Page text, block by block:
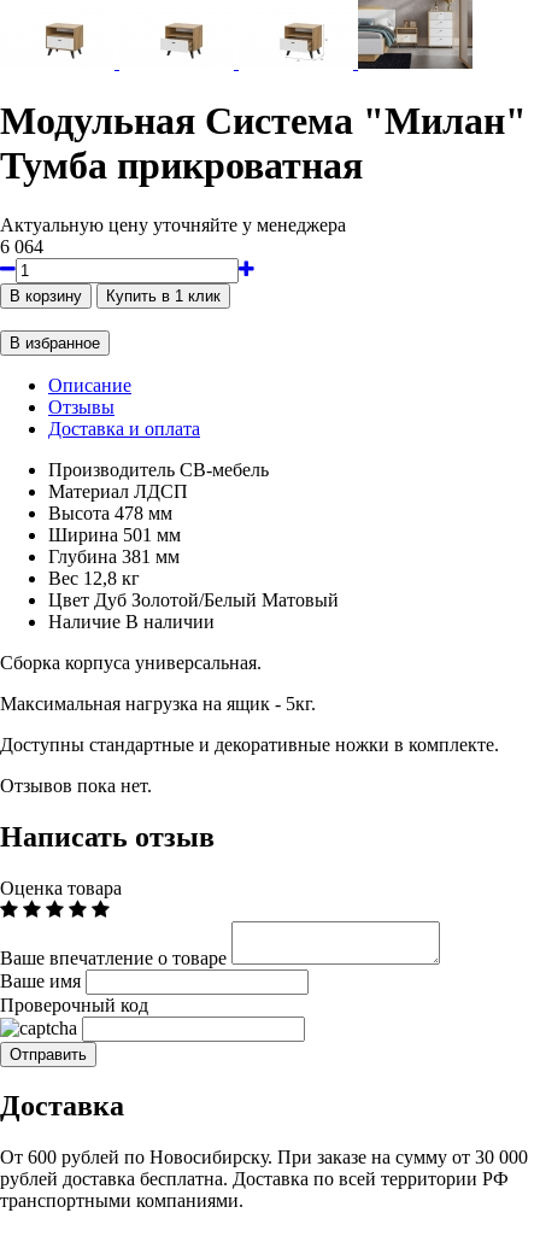
Модульная Система "Милан"
Тумба прикроватная
Актуальную цену уточняйте у менеджера
6 064
Описание
Отзывы
Доставка и оплата
Производитель СВ-мебель
Материал ЛДСП
Высота 478 мм
Ширина 501 мм
Глубина 381 мм
Вес 12,8 кг
Цвет Дуб Золотой/Белый Матовый
Наличие В наличии
Сборка корпуса универсальная.
Максимальная нагрузка на ящик - 5кг.
Доступны стандартные и декоративные ножки в комплекте.
Отзывов пока нет.
Написать отзыв
Оценка товара
Ваше впечатление о товаре
Ваше имя
Проверочный код
Доставка
От 600 рублей по Новосибирску. При заказе на сумму от 30 000
рублей доставка бесплатна. Доставка по всей территории РФ
транспортными компаниями.